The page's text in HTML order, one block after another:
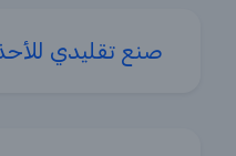
صنع تقليدي